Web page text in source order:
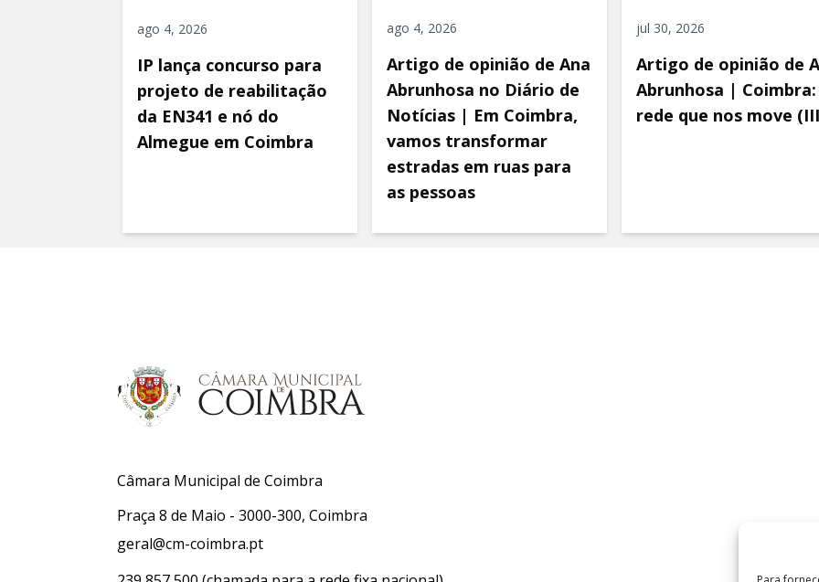
ago 4, 2026
IP lança concurso para
projeto de reabilitação
da EN341 e nó do
Almegue em Coimbra
ago 4, 2026
Artigo de opinião de Ana
Abrunhosa no Diário de
Notícias | Em Coimbra,
vamos transformar
estradas em ruas para
as pessoas
jul 30, 2026
Artigo de opinião de
Abrunhosa |
rede que nos move
Câmara Municipal de Coimbra
Praça 8 de Maio - 3000-300, Coimbra
geral@cm-coimbra.pt